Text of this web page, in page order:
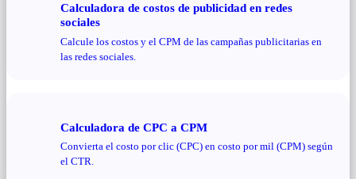
Calculadora de costos de publicidad en redes
sociales
Calcule los costos y el CPM de las campañas publicitarias en
las redes sociales.
Calculadora de CPC a CPM
Convierta el costo por clic (CPC) en costo por mil (CPM) según
el CTR.